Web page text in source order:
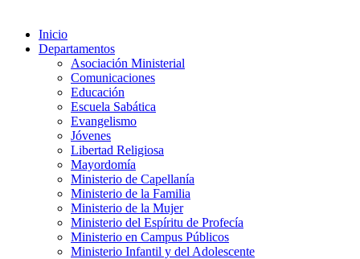
Inicio
Departamentos
Asociación Ministerial
Comunicaciones
Educación
Escuela Sabática
Evangelismo
Jóvenes
Libertad Religiosa
Mayordomía
Ministerio de Capellanía
Ministerio de la Familia
Ministerio de la Mujer
Ministerio del Espíritu de Profecía
Ministerio en Campus Públicos
Ministerio Infantil y del Adolescente